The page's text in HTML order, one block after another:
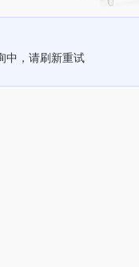
中，请刷新重试